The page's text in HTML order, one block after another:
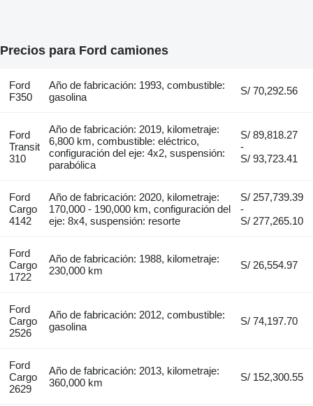
Precios para Ford camiones
Ford
F350
Año de fabricación: 1993, combustible:
gasolina
S/ 70,292.56
Ford
Transit
310
Año de fabricación: 2019, kilometraje:
6,800 km, combustible: eléctrico,
configuración del eje: 4x2, suspensión:
parabólica
S/ 89,818.27
-
S/ 93,723.41
Ford
Cargo
4142
Año de fabricación: 2020, kilometraje:
170,000 - 190,000 km, configuración del
eje: 8x4, suspensión: resorte
S/ 257,739.39
-
S/ 277,265.10
Ford
Cargo
1722
Año de fabricación: 1988, kilometraje:
230,000 km
S/ 26,554.97
Ford
Cargo
2526
Año de fabricación: 2012, combustible:
gasolina
S/ 74,197.70
Ford
Cargo
2629
Año de fabricación: 2013, kilometraje:
360,000 km
S/ 152,300.55